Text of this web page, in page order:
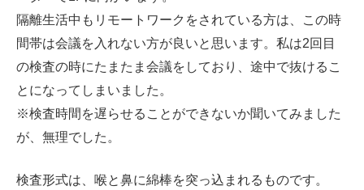
隔離生活中もリモートワークをされている方は、この時
間帯は会議を入れない方が良いと思います。私は2回目
の検査の時にたまたま会議をしており、途中で抜けるこ
とになってしまいました。
※検査時間を遅らせることができないか聞いてみました
が、無理でした。
検査形式は、喉と鼻に綿棒を突っ込まれるものです。